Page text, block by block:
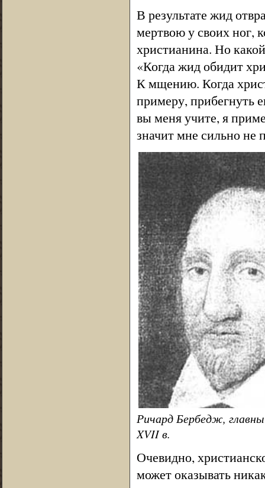
В результате жид
мертвою у своих ног,
христианина. Но
«Когда жид обидит
К мщению. Когда
примеру, прибегнуть
вы меня учите, я
значит мне сильно не
Ричард Бербедж,
XVII в.
Очевидно,
может оказывать